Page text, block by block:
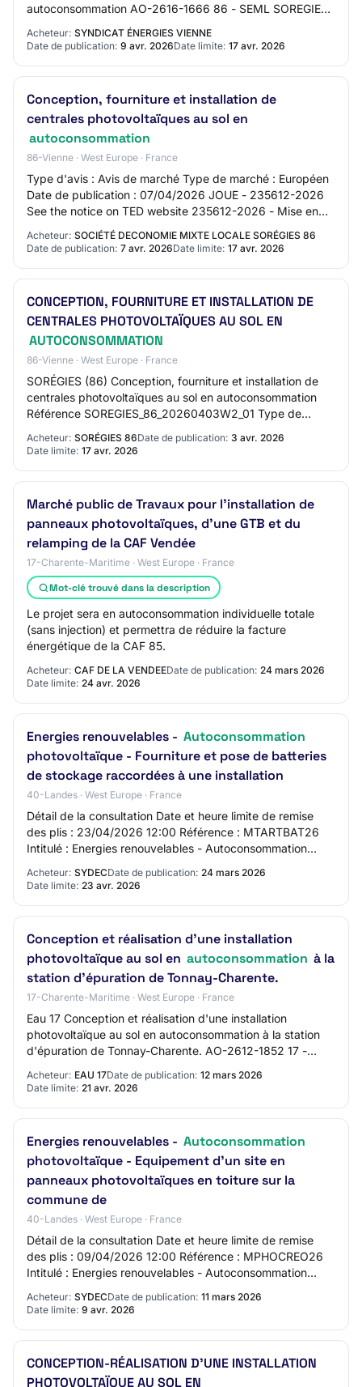
autoconsommation AO-2616-1666 86 - SEML SOREGIES
Etudes, Maîtrise d'oeuvre, Contrôle Marché négo…
Acheteur: SYNDICAT ÉNERGIES VIENNE
Date de publication: 9 avr. 2026Date limite: 17 avr. 2026
Conception, fourniture et installation de
centrales photovoltaïques au sol en
autoconsommation
86-Vienne · West Europe · France
Type d'avis : Avis de marché Type de marché : Européen
Date de publication : 07/04/2026 JOUE - 235612-2026
See the notice on TED website 235612-2026 - Mise en
concurrence 235612-2026 235612-2026 - Mi…
Acheteur: SOCIÉTÉ DECONOMIE MIXTE LOCALE SORÉGIES 86
Date de publication: 7 avr. 2026Date limite: 17 avr. 2026
CONCEPTION, FOURNITURE ET INSTALLATION DE
CENTRALES PHOTOVOLTAÏQUES AU SOL EN
AUTOCONSOMMATION
86-Vienne · West Europe · France
SORÉGIES (86) Conception, fourniture et installation de
centrales photovoltaïques au sol en autoconsommation
Référence SOREGIES_86_20260403W2_01 Type de
marché / Type de prestation Public (Autres org…
Acheteur: SORÉGIES 86Date de publication: 3 avr. 2026
Date limite: 17 avr. 2026
Marché public de Travaux pour l'installation de
panneaux photovoltaïques, d'une GTB et du
relamping de la CAF Vendée
17-Charente-Maritime · West Europe · France
Mot-clé trouvé dans la description
Le projet sera en autoconsommation individuelle totale
(sans injection) et permettra de réduire la facture
énergétique de la CAF 85.
Acheteur: CAF DE LA VENDEEDate de publication: 24 mars 2026
Date limite: 24 avr. 2026
Energies renouvelables - Autoconsommation
photovoltaïque - Fourniture et pose de batteries
de stockage raccordées à une installation
40-Landes · West Europe · France
Détail de la consultation Date et heure limite de remise
des plis : 23/04/2026 12:00 Référence : MTARTBAT26
Intitulé : Energies renouvelables - Autoconsommation
Acheteur: SYDECDate de publication: 24 mars 2026
Date limite: 23 avr. 2026
Conception et réalisation d'une installation
photovoltaïque au sol en autoconsommation à la
station d'épuration de Tonnay-Charente.
17-Charente-Maritime · West Europe · France
Eau 17 Conception et réalisation d'une installation
photovoltaïque au sol en autoconsommation à la station
d'épuration de Tonnay-Charente. AO-2612-1852 17 -
Acheteur: EAU 17Date de publication: 12 mars 2026
Date limite: 21 avr. 2026
Energies renouvelables - Autoconsommation
photovoltaïque - Equipement d'un site en
panneaux photovoltaïques en toiture sur la
commune de
40-Landes · West Europe · France
Détail de la consultation Date et heure limite de remise
des plis : 09/04/2026 12:00 Référence : MPHOCREO26
Intitulé : Energies renouvelables - Autoconsommation
Acheteur: SYDECDate de publication: 11 mars 2026
Date limite: 9 avr. 2026
CONCEPTION-RÉALISATION D'UNE INSTALLATION
PHOTOVOLTAÏQUE AU SOL EN